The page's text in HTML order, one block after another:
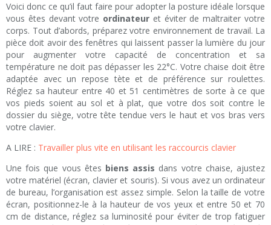
Voici donc ce qu’il faut faire pour adopter la posture idéale lorsque
vous êtes devant votre ordinateur et éviter de maltraiter votre
corps. Tout d’abords, préparez votre environnement de travail. La
pièce doit avoir des fenêtres qui laissent passer la lumière du jour
pour augmenter votre capacité de concentration et sa
température ne doit pas dépasser les 22°C. Votre chaise doit être
adaptée avec un repose tète et de préférence sur roulettes.
Réglez sa hauteur entre 40 et 51 centimètres de sorte à ce que
vos pieds soient au sol et à plat, que votre dos soit contre le
dossier du siège, votre tête tendue vers le haut et vos bras vers
votre clavier.
A LIRE : Travailler plus vite en utilisant les raccourcis clavier
Une fois que vous êtes biens assis dans votre chaise, ajustez
votre matériel (écran, clavier et souris). Si vous avez un ordinateur
de bureau, l’organisation est assez simple. Selon la taille de votre
écran, positionnez-le à la hauteur de vos yeux et entre 50 et 70
cm de distance, réglez sa luminosité pour éviter de trop fatiguer